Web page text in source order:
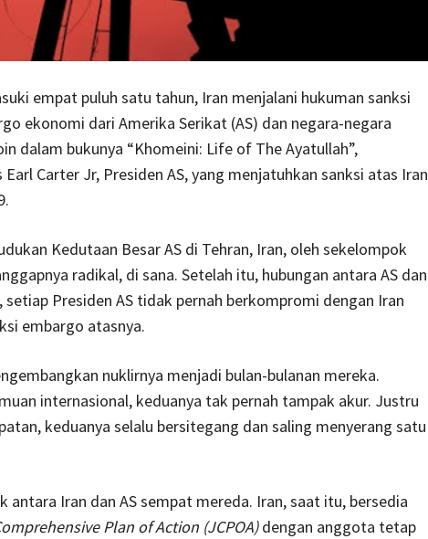
empat puluh satu tahun, Iran menjalani hukuman sanksi
ekonomi dari Amerika Serikat (AS) dan negara-negara
dalam bukunya “Khomeini: Life of The Ayatullah”,
Carter Jr, Presiden AS, yang menjatuhkan sanksi atas Iran
Kedutaan Besar AS di Tehran, Iran, oleh sekelompok
radikal, di sana. Setelah itu, hubungan antara AS dan
setiap Presiden AS tidak pernah berkompromi dengan Iran
embargo atasnya.
nuklirnya menjadi bulan-bulanan mereka.
internasional, keduanya tak pernah tampak akur. Justru
keduanya selalu bersitegang dan saling menyerang satu
antara Iran dan AS sempat mereda. Iran, saat itu, bersedia
Plan of Action (JCPOA)dengan anggota tetap